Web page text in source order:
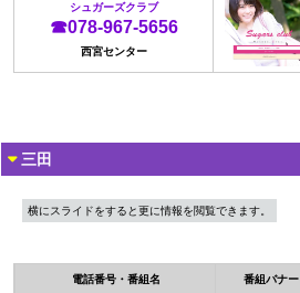
シュガーズクラブ
☎078-967-5656
西宮センター
三田
横にスライドをすると更に情報を閲覧できます。
電話番号・番組名 番組バナー